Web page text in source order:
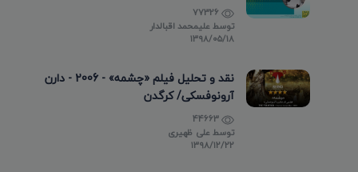
توسطعلیمحمد اقبالدار
۱۳۹۸/۰۵/۱۸
نقد و تحلیل فیلم «چشمه» - 2006 - دارن
آرونوفسکی/ کرگدن
توسطعلی ظهیری
۱۳۹۸/۱۲/۲۲